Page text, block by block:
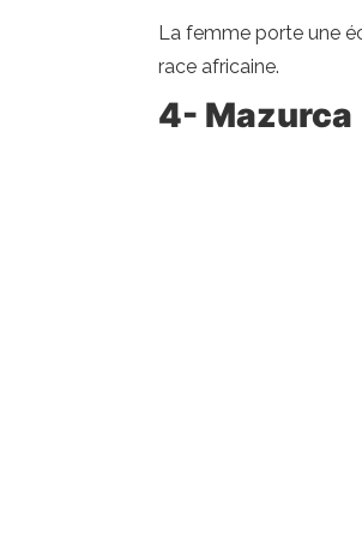
La femme porte une
race africaine.
4- Mazurca